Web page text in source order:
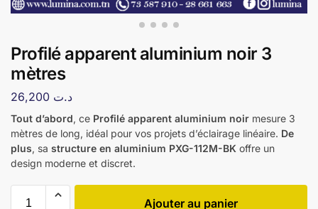
Profilé apparent aluminium noir 3
mètres
د.ت
Tout d’abord, ce Profilé apparent aluminium noir mesure 3
mètres de long, idéal pour vos projets d’éclairage linéaire. De
plus, sa structure en aluminium PXG-112M-BK offre un
design moderne et discret.
Ajouter au panier